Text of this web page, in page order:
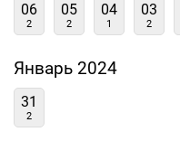
06
2
05
2
04
1
03
2
Январь 2024
31
2